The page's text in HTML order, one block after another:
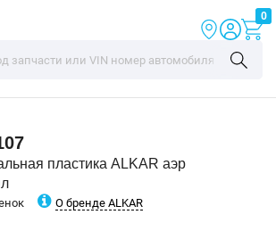
0
пластика ALKAR аэр
О бренде ALKAR